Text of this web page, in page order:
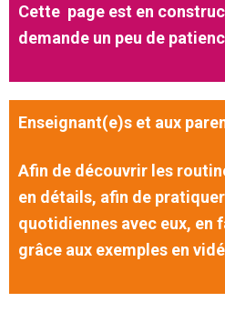
Cette page est en
demande un peu de
Enseignant(e)s et aux
Afin de découvrir les
en détails, afin de
quotidiennes avec eux, en
grâce aux exemples en